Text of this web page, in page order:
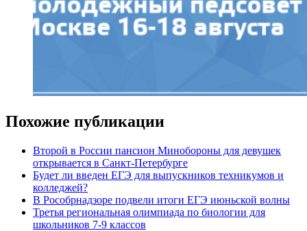
Похожие публикации
Второй в России пансион Минобороны для девушек
открывается в Санкт-Петербурге
Будет ли введен ЕГЭ для выпускников техникумов и
колледжей?
В Рособрнадзоре подвели итоги ЕГЭ июньской волны
Третья региональная олимпиада по биологии для
школьников 7-9 классов